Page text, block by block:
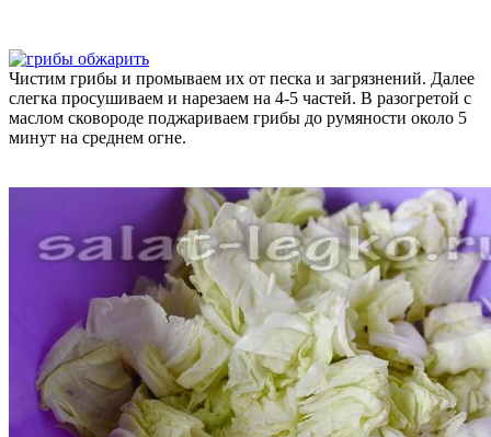
Чистим грибы и промываем их от песка и загрязнений. Далее
слегка просушиваем и нарезаем на 4-5 частей. В разогретой с
маслом сковороде поджариваем грибы до румяности около 5
минут на среднем огне.